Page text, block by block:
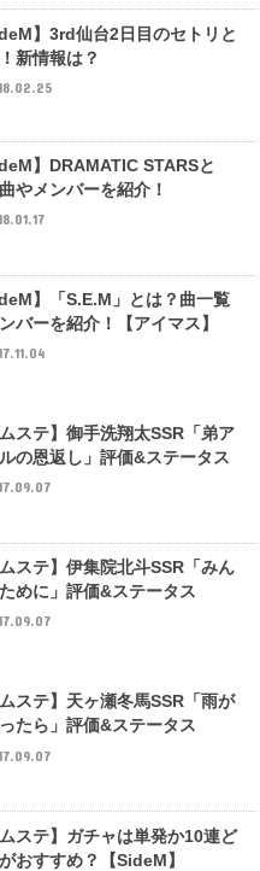
】3rd仙台2日目のセトリと
新情報は？
】DRAMATIC STARSと
やメンバーを紹介！
】「S.E.M」とは？曲一覧
バーを紹介！【アイマス】
ムステ】御手洗翔太SSR「弟ア
の恩返し」評価&ステータス
ムステ】伊集院北斗SSR「みん
めに」評価&ステータス
ムステ】天ヶ瀬冬馬SSR「雨が
たら」評価&ステータス
ムステ】ガチャは単発か10連ど
おすすめ？【SideM】